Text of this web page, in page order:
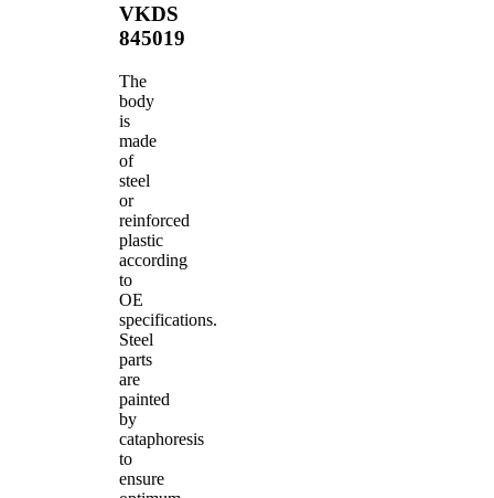
VKDS
845019
The
body
is
made
of
steel
or
reinforced
plastic
according
to
OE
specifications.
Steel
parts
are
painted
by
cataphoresis
to
ensure